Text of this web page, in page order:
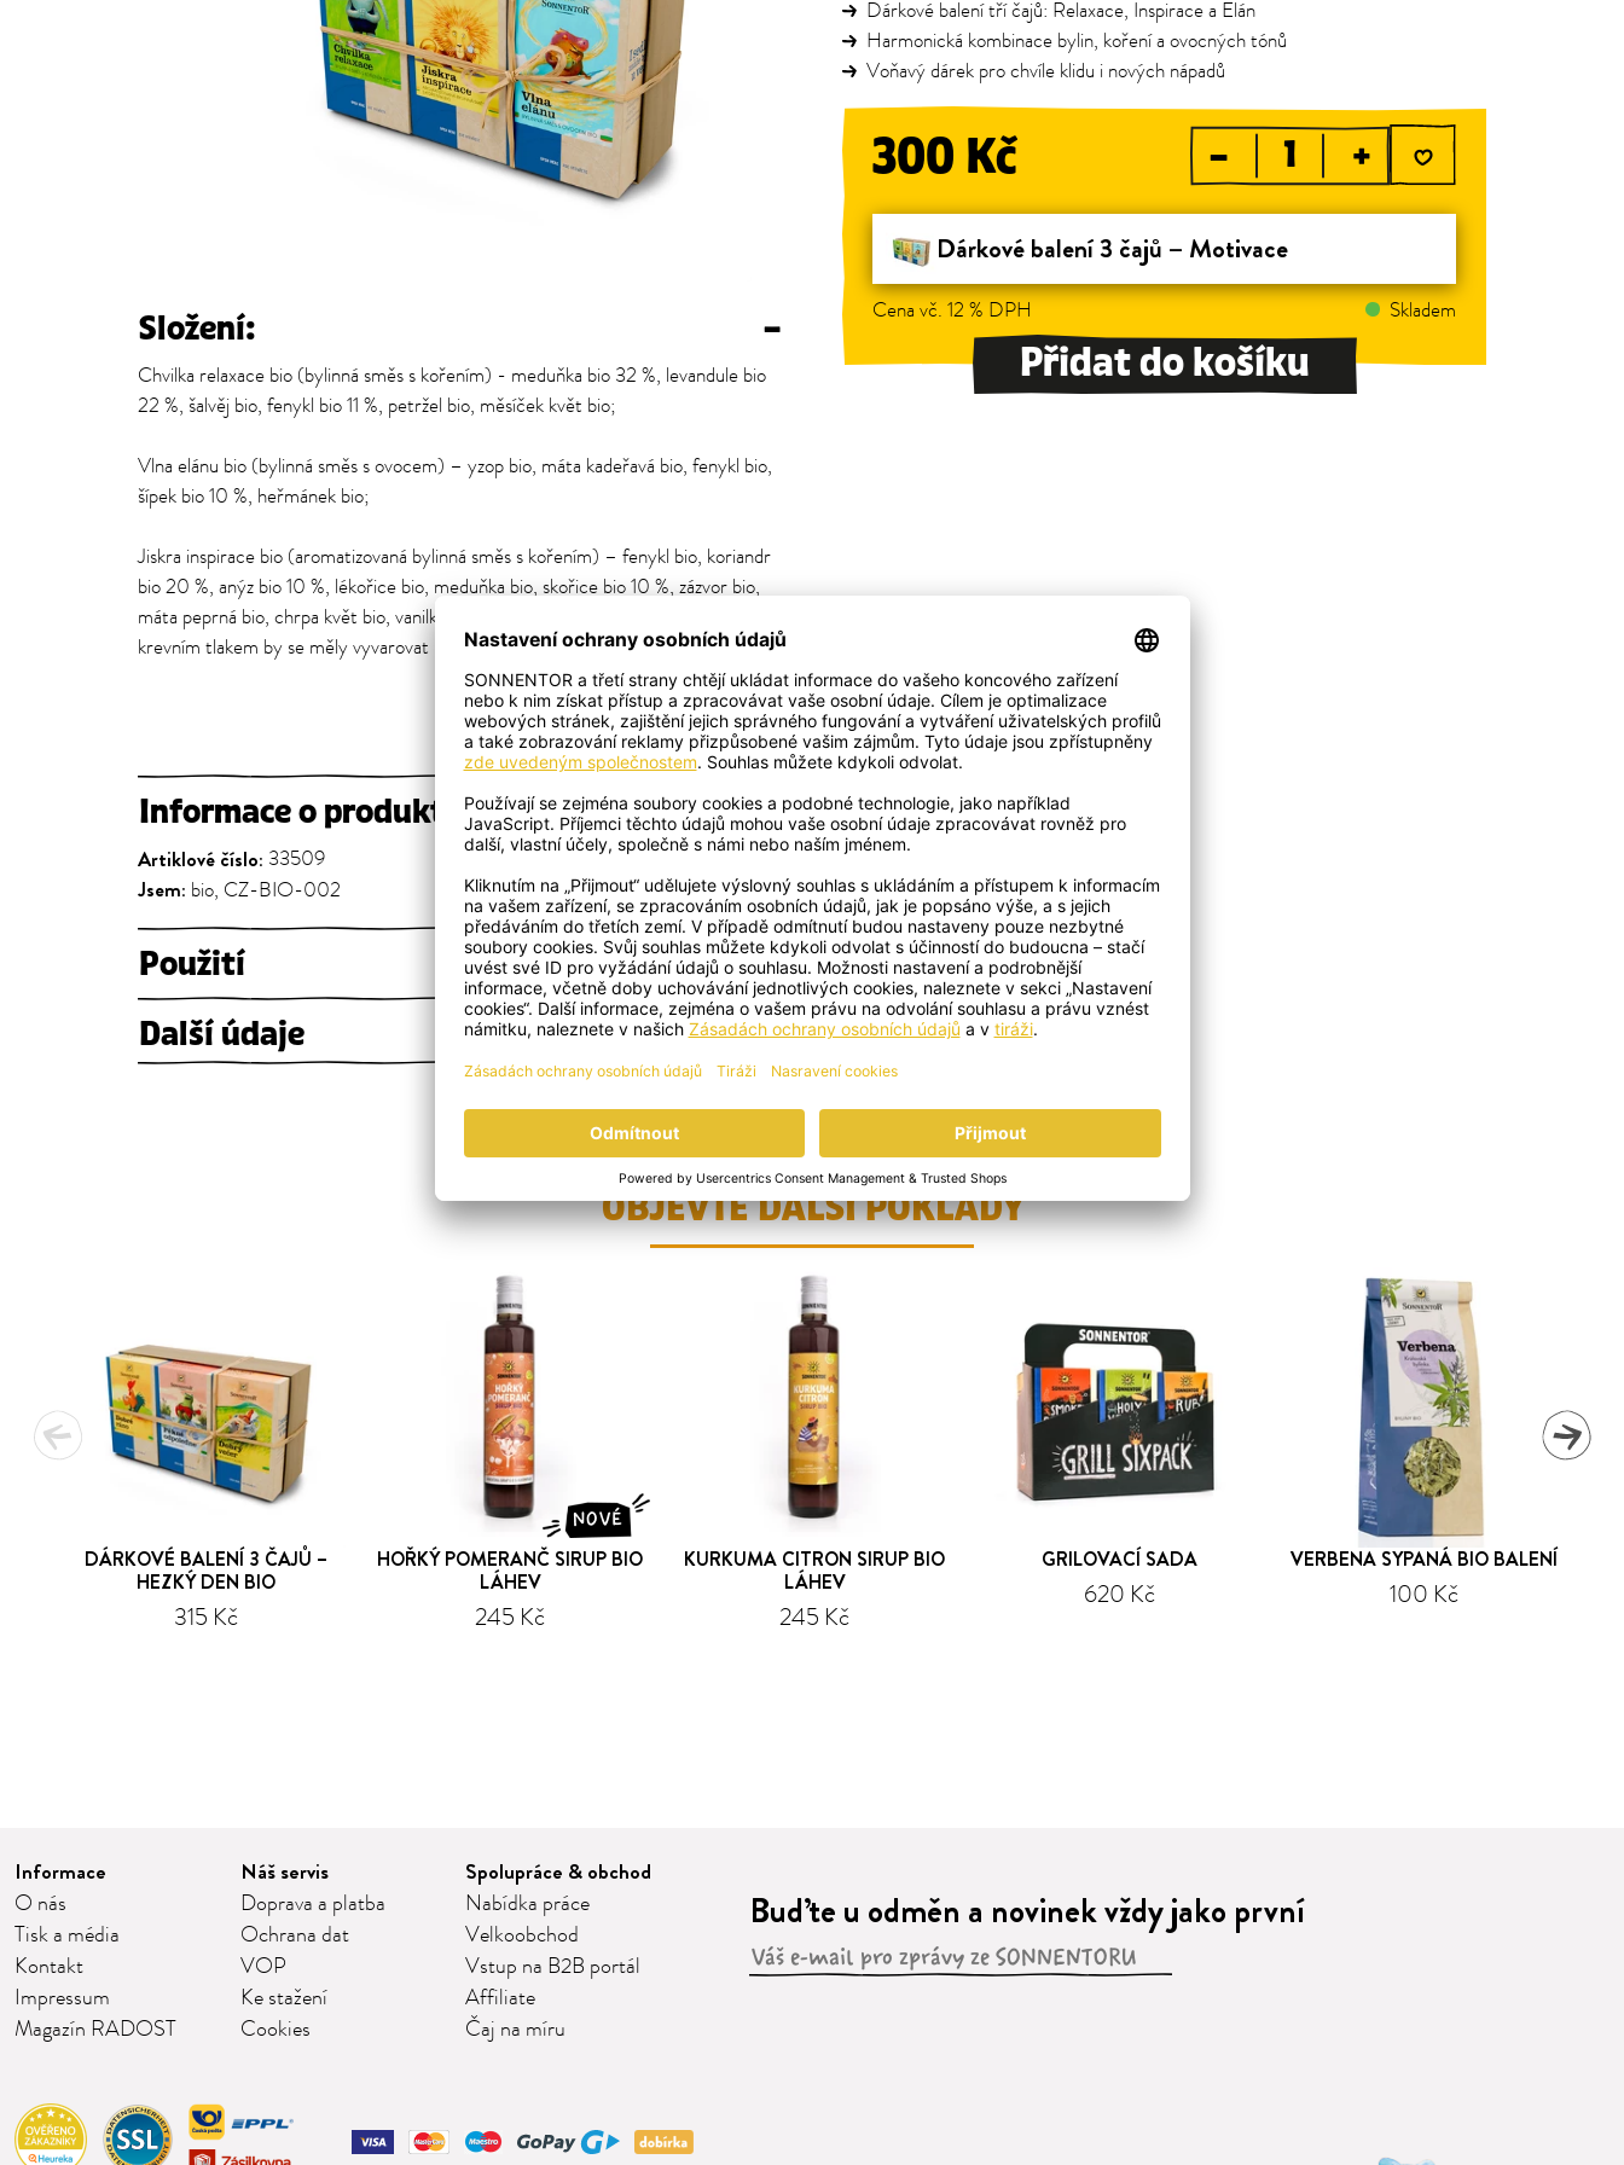
Složení: –
Chvilka relaxace bio (bylinná směs s kořením) - meduňka bio 32 %, levandule bio
22 %, šalvěj bio, fenykl bio 11 %, petržel bio, měsíček květ bio;
Vlna elánu bio (bylinná směs s ovocem) – yzop bio, máta kadeřavá bio, fenykl bio,
šípek bio 10 %, heřmánek bio;
Jiskra inspirace bio (aromatizovaná bylinná směs s kořením) – fenykl bio, koriandr
bio 20 %, anýz bio 10 %, lékořice bio, meduňka bio, skořice bio 10 %, zázvor bio,
máta peprná bio, chrpa květ bio, vanilka bio (Obsahuje lékořici – osoby s vysokým
krevním tlakem by se měly vyvarovat nadměrné spotřeby.)
Informace o produktu –
Artiklové číslo: 33509
Jsem: bio, CZ-BIO-002
Použití
+
Další údaje
+
Dárkové balení tří čajů: Relaxace, Inspirace a Elán
Harmonická kombinace bylin, koření a ovocných tónů
Voňavý dárek pro chvíle klidu i nových nápadů
300 Kč – +
Dárkové balení 3 čajů – Motivace
Cena vč. 12 % DPH Skladem
Přidat do košíku
OBJEVTE DALŠÍ POKLADY
DÁRKOVÉ BALENÍ 3 ČAJŮ –
HEZKÝ DEN BIO
315 Kč
NOVÉ
HOŘKÝ POMERANČ SIRUP BIO
LÁHEV
245 Kč
KURKUMA CITRON SIRUP BIO
LÁHEV
245 Kč
GRILOVACÍ SADA
620 Kč
VERBENA SYPANÁ BIO BALENÍ
100 Kč
Informace
O nás
Tisk a média
Kontakt
Impressum
Magazín RADOST
Náš servis
Doprava a platba
Ochrana dat
VOP
Ke stažení
Cookies
Spolupráce & obchod
Nabídka práce
Velkoobchod
Vstup na B2B portál
Affiliate
Čaj na míru
Buďte u odměn a novinek vždy jako první